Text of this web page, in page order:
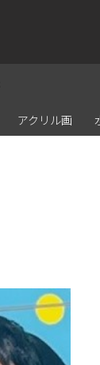
アクリル画